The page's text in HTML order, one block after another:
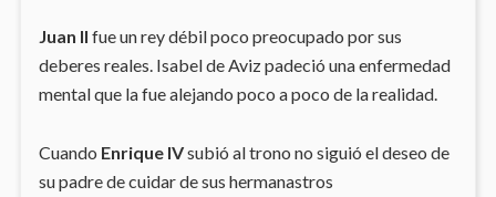
Juan II fue un rey débil poco preocupado por sus
deberes reales. Isabel de Aviz padeció una enfermedad
mental que la fue alejando poco a poco de la realidad.
Cuando Enrique IVsubió al trono no siguió el deseo de
su padre de cuidar de sus hermanastros